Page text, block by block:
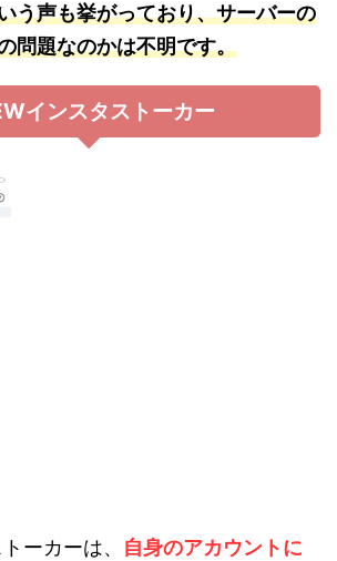
う声も挙がっており、サーバーの
問題なのかは不明です。
インスタストーカー
ーカーは、 自身のアカウントに